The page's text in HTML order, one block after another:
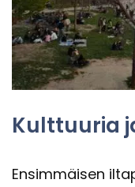
Kult­tuu­ria
En­sim­mäi­sen